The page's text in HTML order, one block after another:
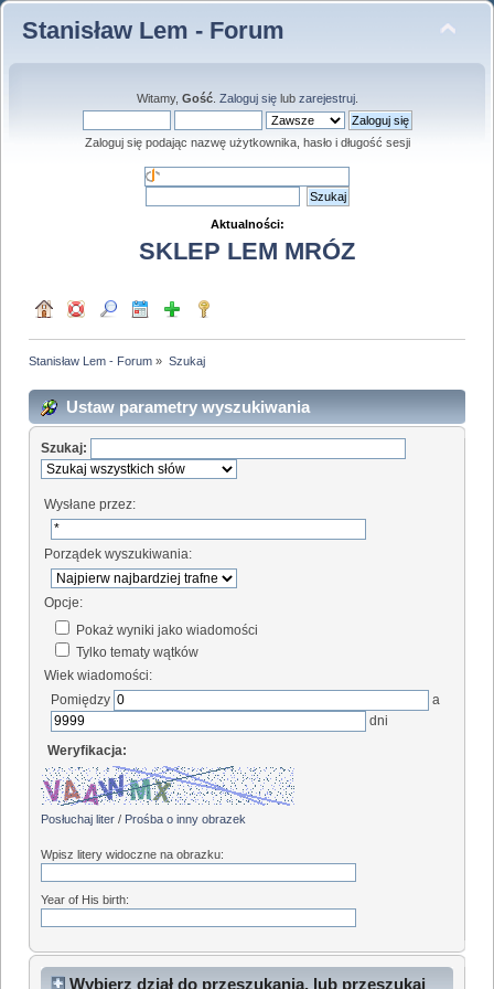
Stanisław Lem - Forum
Witamy, Gość. Zaloguj sięlub zarejestruj.
Zaloguj się podając nazwę użytkownika, hasło i długość sesji
Aktualności:
SKLEP LEM MRÓZ
Stanisław Lem - Forum » Szukaj
Ustaw parametry wyszukiwania
Szukaj:
Wysłane przez:
Porządek wyszukiwania:
Opcje:
Pokaż wyniki jako wiadomości
Tylko tematy wątków
Wiek wiadomości:
Pomiędzy
a
dni
Weryfikacja:
Posłuchaj liter / Prośba o inny obrazek
Wpisz litery widoczne na obrazku:
Year of His birth:
Wybierz dział do przeszukania, lub przeszukaj